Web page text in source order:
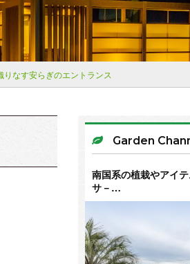
りなす安らぎのエントランス
Garden
南国系の植栽やアイ
サ－…